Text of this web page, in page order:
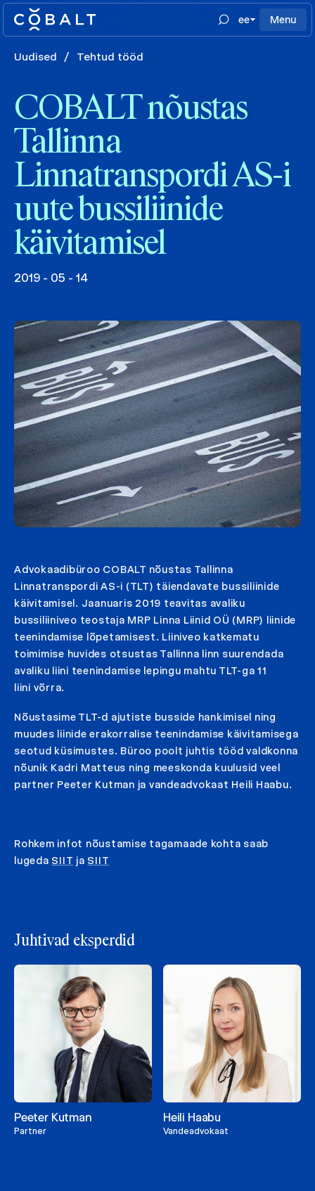
ee Menu
Uudised / Tehtud tööd
COBALT nõustas
Tallinna
Linnatranspordi AS-i
uute bussiliinide
käivitamisel
2019 - 05 - 14
Advokaadibüroo COBALT nõustas Tallinna
Linnatranspordi AS-i (TLT) täiendavate bussiliinide
käivitamisel. Jaanuaris 2019 teavitas avaliku
bussiliiniveo teostaja MRP Linna Liinid OÜ (MRP) liinide
teenindamise lõpetamisest. Liiniveo katkematu
toimimise huvides otsustas Tallinna linn suurendada
avaliku liini teenindamise lepingu mahtu TLT-ga 11
liini võrra.
Nõustasime TLT-d ajutiste busside hankimisel ning
muudes liinide erakorralise teenindamise käivitamisega
seotud küsimustes. Büroo poolt juhtis tööd valdkonna
nõunik Kadri Matteus ning meeskonda kuulusid veel
partner Peeter Kutman ja vandeadvokaat Heili Haabu.
Rohkem infot nõustamise tagamaade kohta saab
lugeda SIIT ja SIIT
Juhtivad eksperdid
Peeter Kutman
Partner
Heili Haabu
Vandeadvokaat